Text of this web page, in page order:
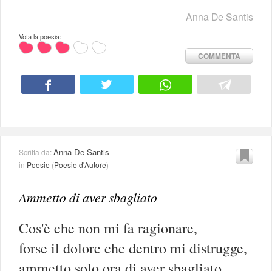
Anna De Santis
Vota la poesia:
COMMENTA
Scritta da:Anna De Santis
in Poesie (Poesie d'Autore)
Ammetto di aver sbagliato
Cos'è che non mi fa ragionare,
forse il dolore che dentro mi distrugge,